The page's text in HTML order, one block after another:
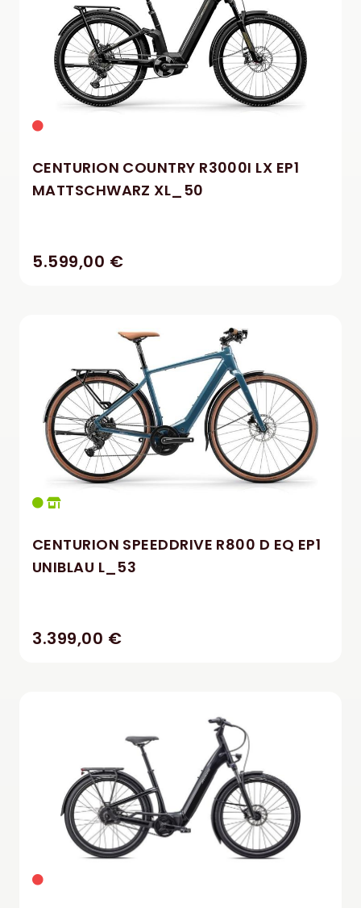
CENTURION COUNTRY R3000I LX EP1
MATTSCHWARZ XL_50
5.599,00 €
CENTURION SPEEDDRIVE R800 D EQ EP1
UNIBLAU L_53
3.399,00 €